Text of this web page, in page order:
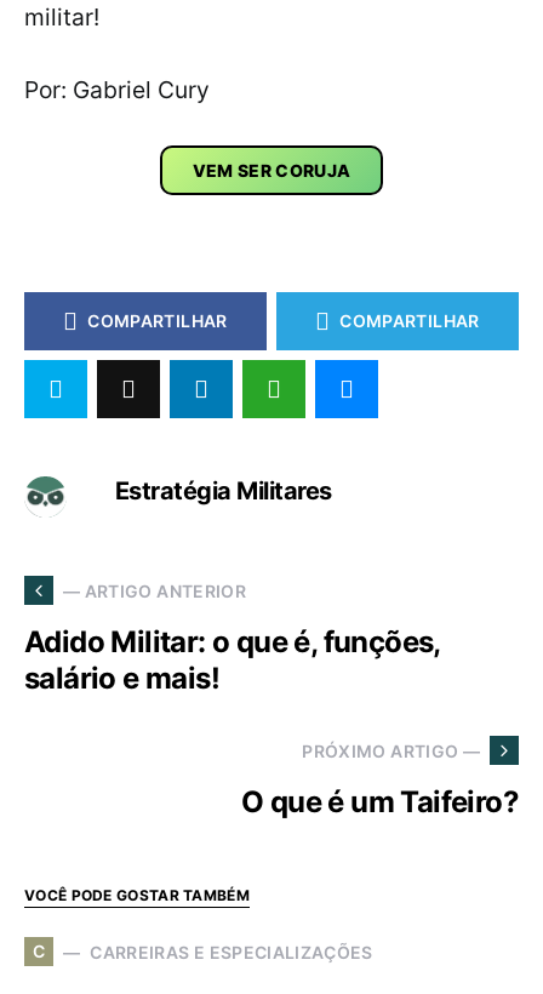
militar!
Por: Gabriel Cury
VEM SER CORUJA
COMPARTILHAR COMPARTILHAR
Estratégia Militares
— ARTIGO ANTERIOR
Adido Militar: o que é, funções,
salário e mais!
PRÓXIMO ARTIGO —
O que é um Taifeiro?
VOCÊ PODE GOSTAR TAMBÉM
C CARREIRAS E ESPECIALIZAÇÕES